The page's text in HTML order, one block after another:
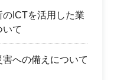
のICTを活用した業
いて
への備えについて